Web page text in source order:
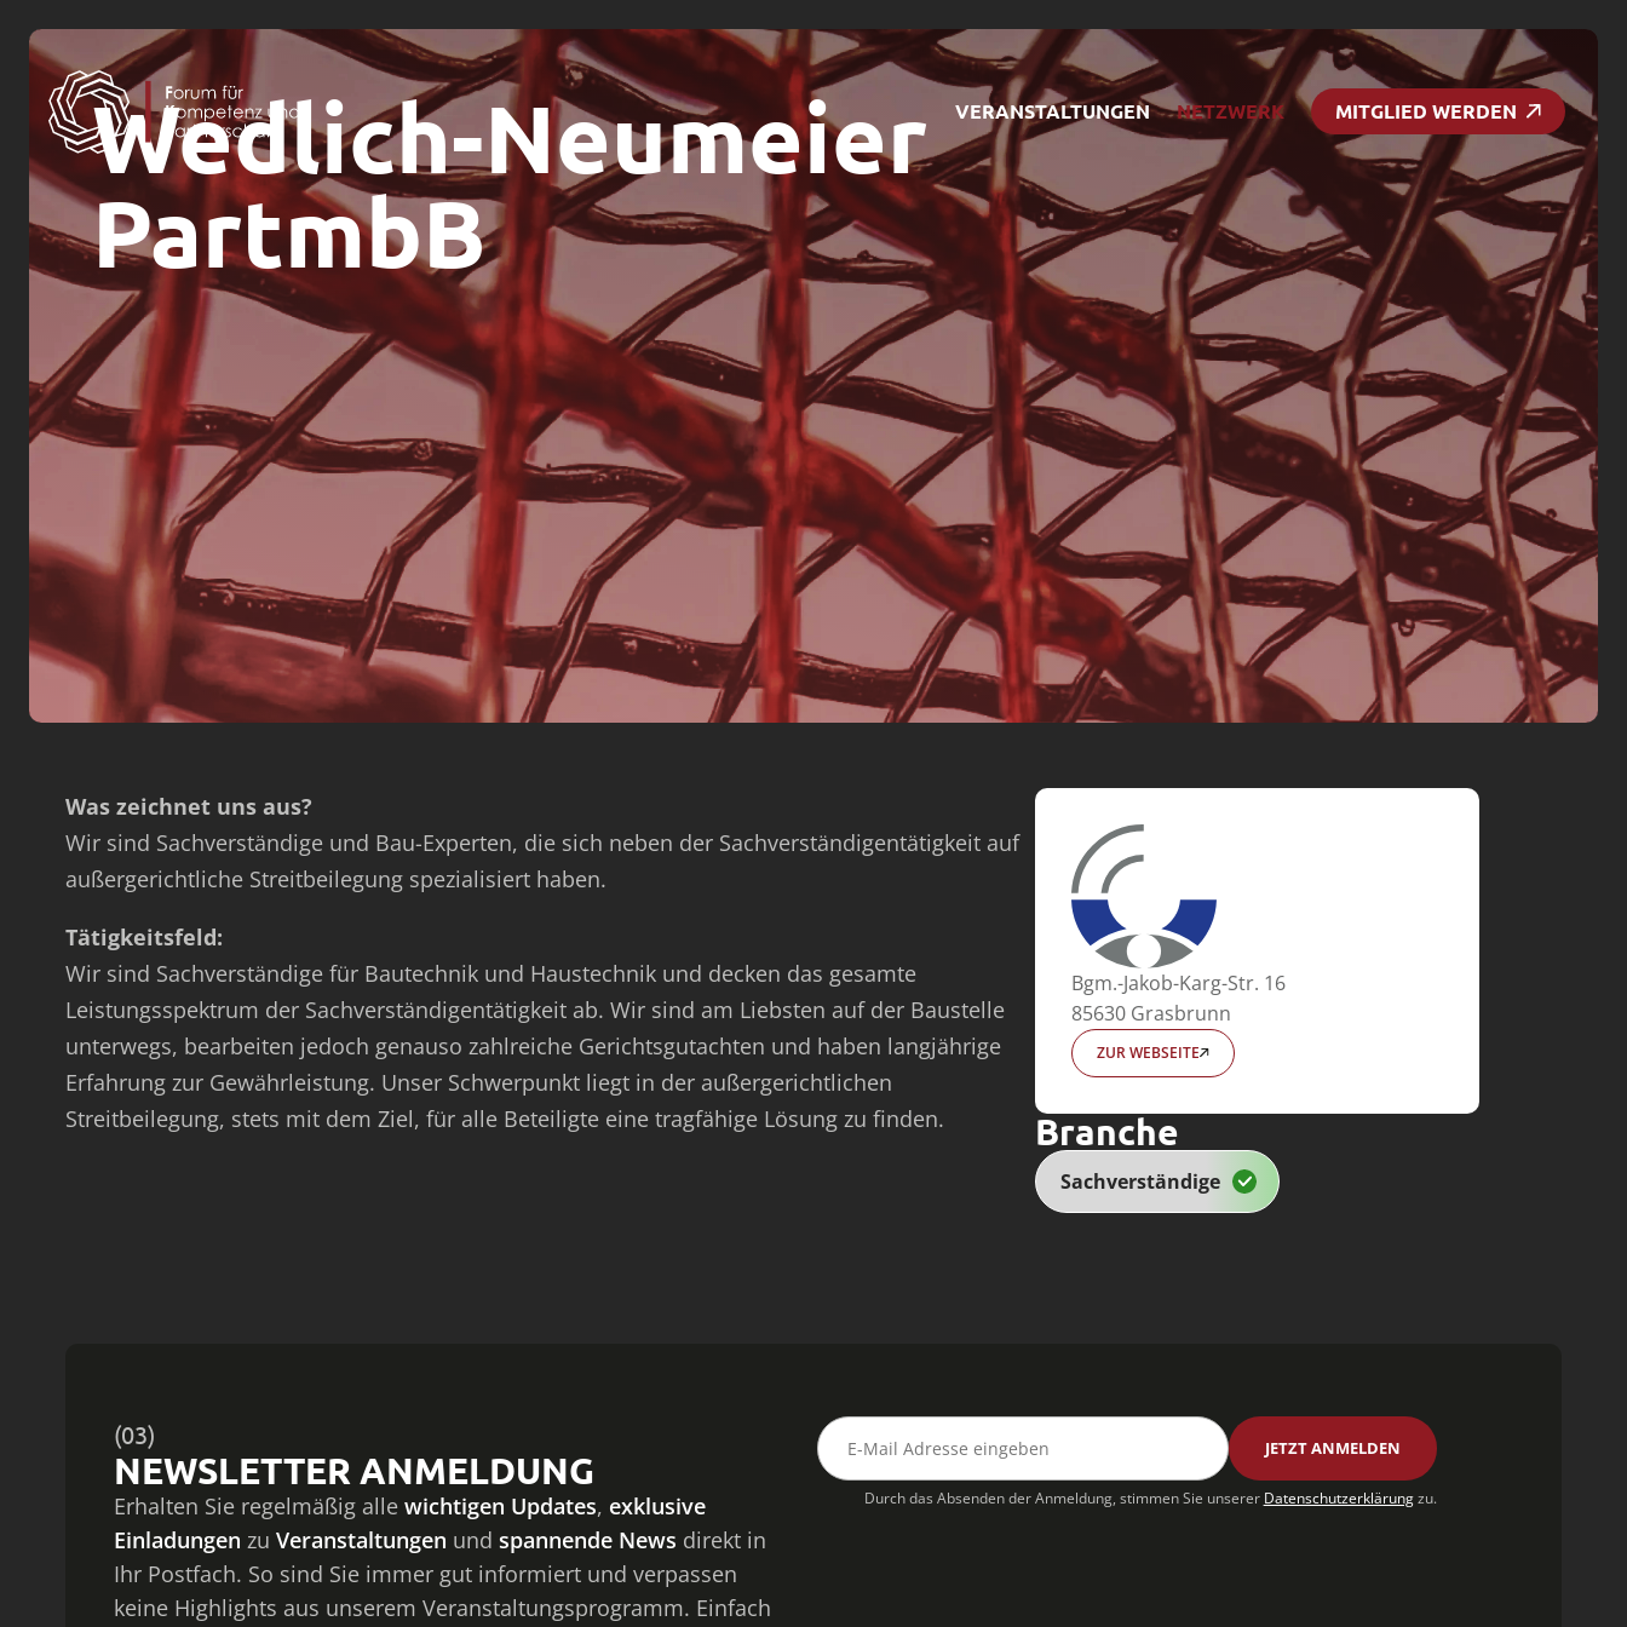
VERANSTALTUNGEN NETZWERK MITGLIED WERDEN
Wedlich-Neumeier
PartmbB
Was zeichnet uns aus?
Wir sind Sachverständige und Bau-Experten, die sich neben der Sachverständigentätigkeit auf
außergerichtliche Streitbeilegung spezialisiert haben.
Tätigkeitsfeld:
Wir sind Sachverständige für Bautechnik und Haustechnik und decken das gesamte
Leistungsspektrum der Sachverständigentätigkeit ab. Wir sind am Liebsten auf der Baustelle
unterwegs, bearbeiten jedoch genauso zahlreiche Gerichtsgutachten und haben langjährige
Erfahrung zur Gewährleistung. Unser Schwerpunkt liegt in der außergerichtlichen
Streitbeilegung, stets mit dem Ziel, für alle Beteiligte eine tragfähige Lösung zu finden.
Bgm.-Jakob-Karg-Str. 16
85630 Grasbrunn
ZUR WEBSEITE
Branche
Sachverständige
(03)
NEWSLETTER ANMELDUNG
Erhalten Sie regelmäßig alle wichtigen Updates, exklusive
Einladungen zu Veranstaltungen und spannende News direkt in
Ihr Postfach. So sind Sie immer gut informiert und verpassen
keine Highlights aus unserem Veranstaltungsprogramm. Einfach
Durch das Absenden der Anmeldung, stimmen Sie unserer Datenschutzerklärungzu.